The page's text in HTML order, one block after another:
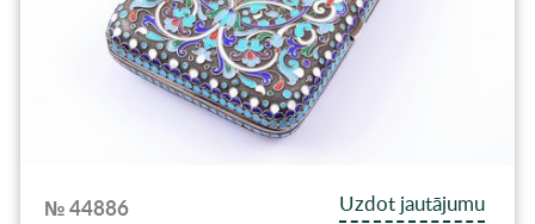
№ 44886
Uzdot jautājumu